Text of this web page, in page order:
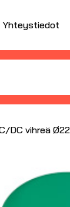
Yhteystiedot
DC vihreä